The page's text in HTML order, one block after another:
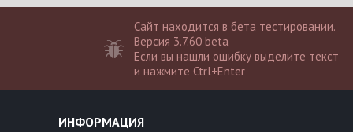
Сайт находится в бета тестировании.
Версия 3.7.60 beta
Если вы нашли ошибку выделите текст
и нажмите Ctrl+Enter
ИНФОРМАЦИЯ